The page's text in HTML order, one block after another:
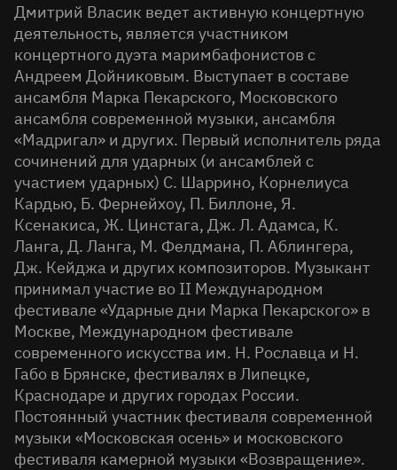
Дмитрий Власик ведет активную концертную
деятельность, является участником
концертного дуэта маримбафонистов с
Андреем Дойниковым. Выступает в составе
ансамбля Марка Пекарского, Московского
ансамбля современной музыки, ансамбля
«Мадригал» и других. Первый исполнитель ряда
сочинений для ударных (и ансамблей с
участием ударных) С. Шаррино, Корнелиуса
Кардью, Б. Фернейхоу, П. Биллоне, Я.
Ксенакиса, Ж. Цинстага, Дж. Л. Адамса, К.
Ланга, Д. Ланга, М. Фелдмана, П. Аблингера,
Дж. Кейджа и других композиторов. Музыкант
принимал участие во II Международном
фестивале «Ударные дни Марка Пекарского» в
Москве, Международном фестивале
современного искусства им. Н. Рославца и Н.
Габо в Брянске, фестивалях в Липецке,
Краснодаре и других городах России.
Постоянный участник фестиваля современной
музыки «Московская осень» и московского
фестиваля камерной музыки «Возвращение».